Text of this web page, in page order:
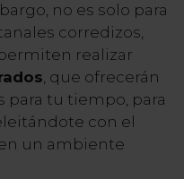
no es solo para
corredizos,
realizar
, que ofrecerán
para tu tiempo, para
con el
un ambiente